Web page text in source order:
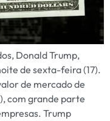
Donald Trump,
de sexta-feira (17).
de mercado de
com grande parte
Trump